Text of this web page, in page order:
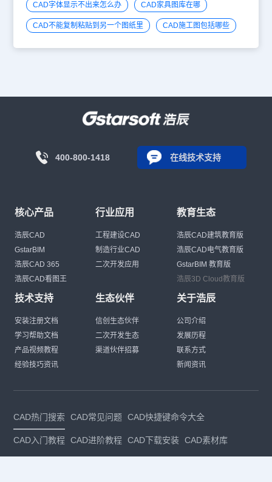
CAD字体显示不出来怎么办 CAD家具图库在哪
CAD不能复制粘贴到另一个图纸里 CAD施工图包括哪些
400-800-1418 在线技术支持
核心产品
浩辰CAD
GstarBIM
浩辰CAD 365
浩辰CAD看图王
行业应用
工程建设CAD
制造行业CAD
二次开发应用
教育生态
浩辰CAD建筑教育版
浩辰CAD电气教育版
GstarBIM 教育版
浩辰3D Cloud教育版
技术支持
安装注册文档
学习帮助文档
产品视频教程
经验技巧资讯
生态伙伴
信创生态伙伴
二次开发生态
渠道伙伴招募
关于浩辰
公司介绍
发展历程
联系方式
新闻资讯
CAD热门搜索 CAD常见问题 CAD快捷键命令大全
CAD入门教程 CAD进阶教程 CAD下载安装 CAD素材库